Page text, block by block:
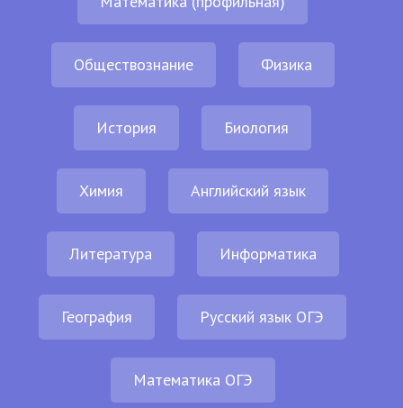
Обществознание Физика
История Биология
Химия Английский язык
Литература Информатика
География Русский язык ОГЭ
Математика ОГЭ